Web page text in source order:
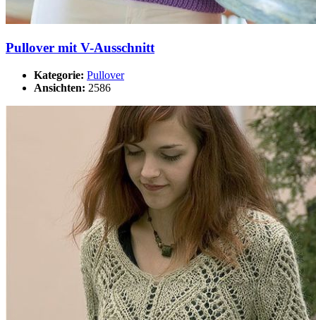
Pullover mit V-Ausschnitt
Kategorie: Pullover
Ansichten: 2586